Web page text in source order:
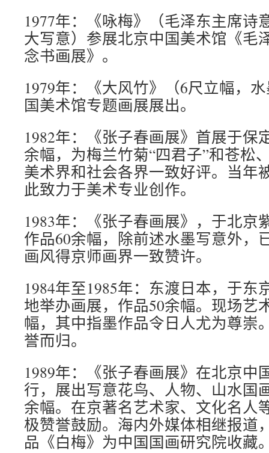
1977年：《咏梅》（毛泽东主席诗
大写意）参展北京中国美术馆《毛
念书画展》。
1979年：《大风竹》（6尺立幅，
国美术馆专题画展展出。
1982年：《张子春画展》首展于保
余幅，为梅兰竹菊“四君子”和苍松
美术界和社会各界一致好评。当年
此致力于美术专业创作。
1983年：《张子春画展》，于北京
作品60余幅，除前述水墨写意外，
画风得京师画界一致赞许。
1984年至1985年：东渡日本，于东
地举办画展，作品50余幅。现场艺
幅，其中指墨作品令日人尤为尊崇
誉而归。
1989年：《张子春画展》在北京中
行，展出写意花鸟、人物、山水国
余幅。在京著名艺术家、文化名人
极赞誉鼓励。海内外媒体相继报道
品《白梅》为中国国画研究院收藏